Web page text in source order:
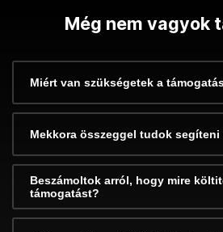
Még nem vagyok
Miért van szükségetek a
Mekkora összeggel tudok segíteni
Beszámoltok arról, hogy mire
támogatást?